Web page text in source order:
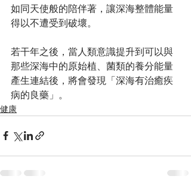
如同天使般的陪伴著，讓深海整體能量
得以不遭受到破壞。
若干年之後，當人類意識提升到可以與
那些深海中的原始植、菌類的養分能量
產生連結後，將會發現「深海有治癒疾
病的良藥」。
健康